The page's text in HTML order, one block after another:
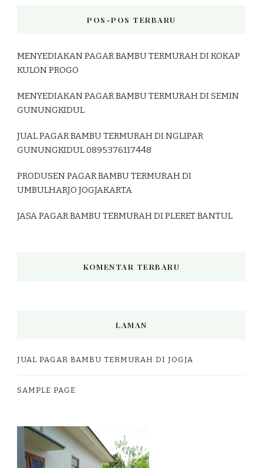
POS-POS TERBARU
MENYEDIAKAN PAGAR BAMBU TERMURAH DI KOKAP
KULON PROGO
MENYEDIAKAN PAGAR BAMBU TERMURAH DI SEMIN
GUNUNGKIDUL
JUAL PAGAR BAMBU TERMURAH DI NGLIPAR
GUNUNGKIDUL 0895376117448
PRODUSEN PAGAR BAMBU TERMURAH DI
UMBULHARJO JOGJAKARTA
JASA PAGAR BAMBU TERMURAH DI PLERET BANTUL
KOMENTAR TERBARU
LAMAN
JUAL PAGAR BAMBU TERMURAH DI JOGJA
SAMPLE PAGE